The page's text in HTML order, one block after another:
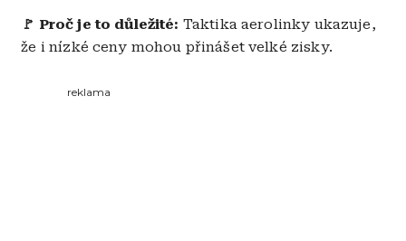
🚩 Proč je to důležité: Taktika aerolinky ukazuje,
že i nízké ceny mohou přinášet velké zisky.
reklama